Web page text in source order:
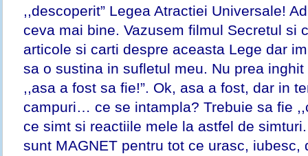
,,descoperit” Legea Atractiei Universale!
ceva mai bine. Vazusem filmul Secretul si
articole si carti despre aceasta Lege dar
sa o sustina in sufletul meu. Nu prea
,,asa a fost sa fie!”. Ok, asa a fost, dar in
campuri… ce se intampla? Trebuie sa fie
ce simt si reactiile mele la astfel de
sunt MAGNET pentru tot ce urasc, iubesc,